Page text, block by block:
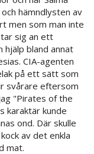
hämndlysten av
men som man inte
sig an ett
hjälp bland annat
CIA-agenten
på ett sätt som
svårare eftersom
"Pirates of the
karaktär kunde
ond. Där skulle
av det enkla
mat.